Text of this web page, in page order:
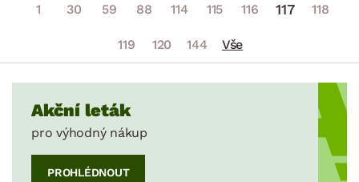
1 30 59 88 114 115 116 117 118
119 120 144 Vše
Akční leták
pro výhodný nákup
PROHLÉDNOUT